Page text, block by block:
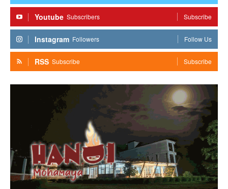
Youtube Subscribers Subscribe
Instagram Followers Follow Us
RSS Subscribe Subscribe